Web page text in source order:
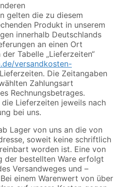
gelten die zu diesem
Produkt in unserem
innerhalb Deutschlands
an einen Ort
Tabelle „Lieferzeiten“
versandkosten-
Die Zeitangaben
Zahlungsart
Rechnungsbetrages.
Lieferzeiten jeweils nach
bei uns.
Lager von uns an die von
soweit keine schriftlich
worden ist. Eine von
der bestellten Ware erfolgt
Versandweges und –
einem Warenwert von über